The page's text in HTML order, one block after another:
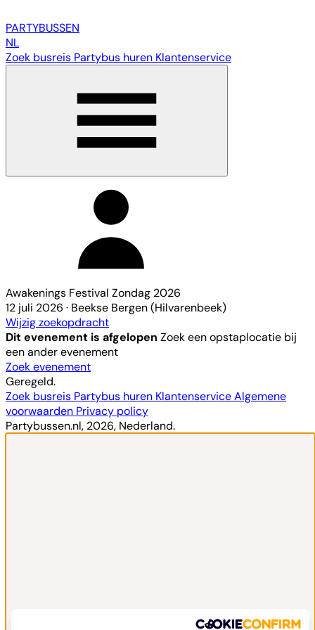
PARTYBUSSEN
NL
Zoek busreis Partybus huren Klantenservice
Awakenings Festival Zondag 2026
12 juli 2026 · Beekse Bergen (Hilvarenbeek)
Wijzig zoekopdracht
Dit evenement is afgelopen Zoek een opstaplocatie bij
een ander evenement
Zoek evenement
Geregeld.
Zoek busreis Partybus huren KlantenserviceAlgemene
voorwaarden Privacy policy
Partybussen.nl, 2026, Nederland.